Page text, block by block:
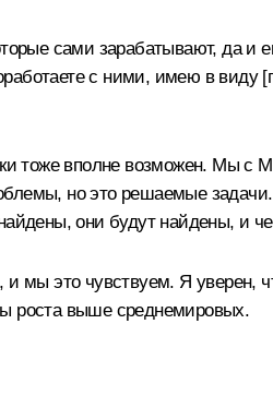
сами зарабатывают, да и
с ними, имею в виду
тоже вполне возможен. Мы
но это решаемые
они будут найдены, и
это чувствуем. Я уверен,
роста выше среднемировых.